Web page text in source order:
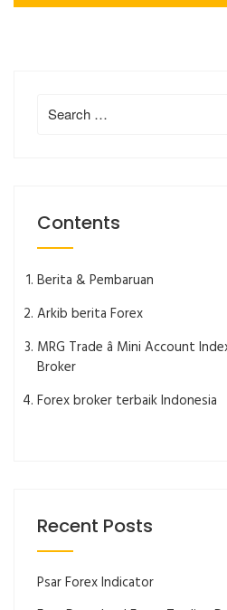
Search
for:
Contents
Berita & Pembaruan
Arkib berita Forex
MRG Trade â Mini Account
Broker
Forex broker terbaik Indonesia
Recent Posts
Psar Forex Indicator